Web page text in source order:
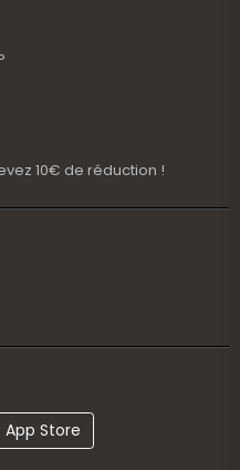
10€ de réduction !
App Store